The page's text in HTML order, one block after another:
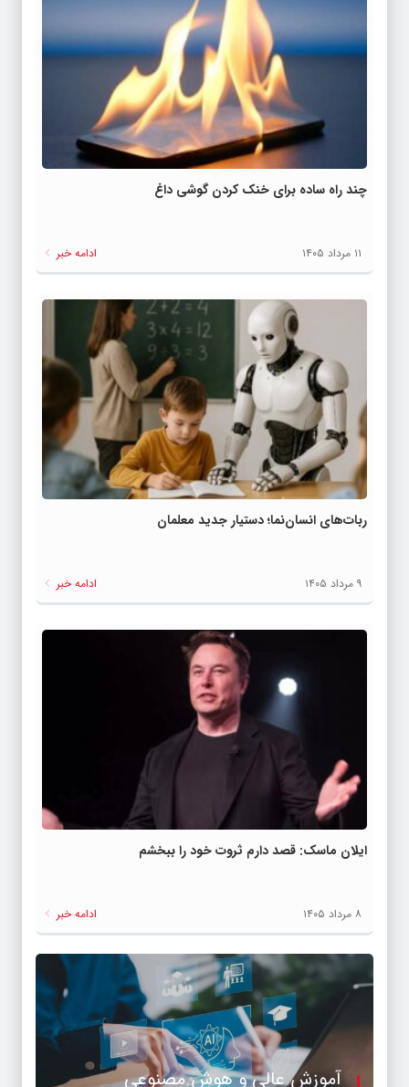
چند راه‌ ساده برای خنک کردن گوشی داغ
۱۱ مرداد ۱۴۰۵ ادامه خبر
ربات‌های انسان‌نما؛ دستیار جدید معلمان
۹ مرداد ۱۴۰۵ ادامه خبر
ایلان ماسک: قصد دارم ثروت خود را ببخشم
۸ مرداد ۱۴۰۵ ادامه خبر
آموزش عالی و هوش مصنوعی